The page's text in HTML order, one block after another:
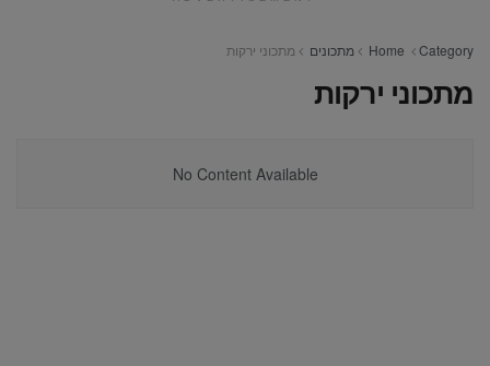
Home Category מתכונים מתכוני ירקות
מתכוני ירקות
No Content Available